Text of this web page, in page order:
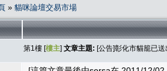
» 貓咪論壇交易市場
第1樓 [樓主] 文章主題: [公告]彰化市貓籠已送